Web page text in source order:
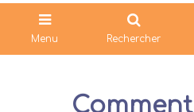
Menu Rechercher